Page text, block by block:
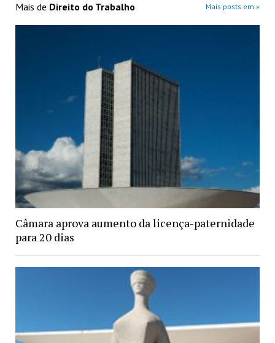
Mais de Direito do Trabalho Mais posts em »
Câmara aprova aumento da licença-paternidade
para 20 dias